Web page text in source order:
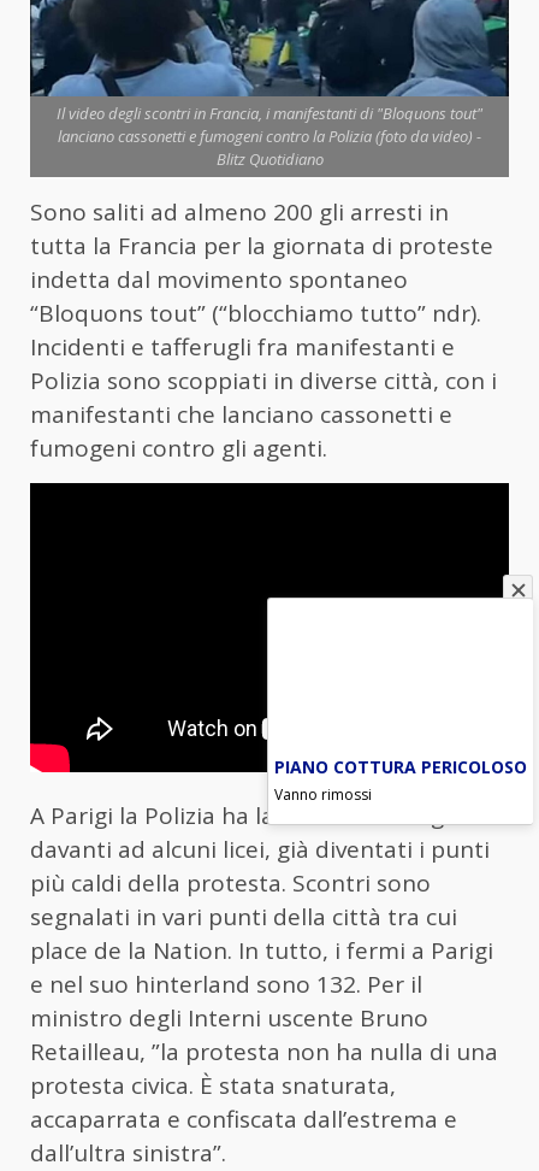
Il video degli scontri in Francia, i manifestanti di "Bloquons tout"
lanciano cassonetti e fumogeni contro la Polizia (foto da video) -
Blitz Quotidiano
Sono saliti ad almeno 200 gli arresti in
tutta la Francia per la giornata di proteste
indetta dal movimento spontaneo
“Bloquons tout” (“blocchiamo tutto” ndr).
Incidenti e tafferugli fra manifestanti e
Polizia sono scoppiati in diverse città, con i
manifestanti che lanciano cassonetti e
fumogeni contro gli agenti.
A Parigi la Polizia ha lanciato lacrimogeni
davanti ad alcuni licei, già diventati i punti
più caldi della protesta. Scontri sono
segnalati in vari punti della città tra cui
place de la Nation. In tutto, i fermi a Parigi
e nel suo hinterland sono 132. Per il
ministro degli Interni uscente Bruno
Retailleau, ”la protesta non ha nulla di una
protesta civica. È stata snaturata,
accaparrata e confiscata dall’estrema e
dall’ultra sinistra”.
PIANO COTTURA PERICOLOSO
Vanno rimossi